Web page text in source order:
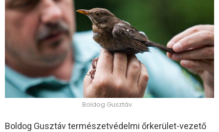
Boldog Gusztáv
Boldog Gusztáv természetvédelmi őrkerület-vezető